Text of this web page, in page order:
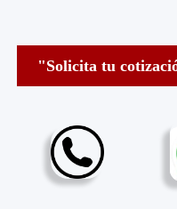
"Solicita tu